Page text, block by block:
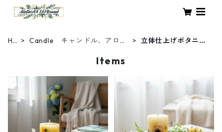
HO
Candle キャンドル、アロマ
立体仕上げボタニカ
Items